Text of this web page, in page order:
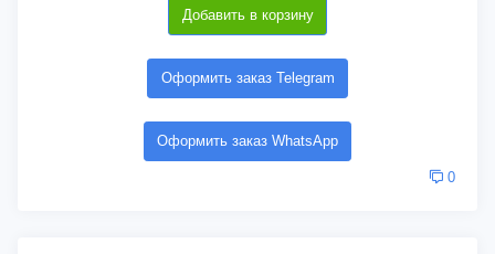
Добавить в корзину
Оформить заказ Telegram
Оформить заказ WhatsApp
0